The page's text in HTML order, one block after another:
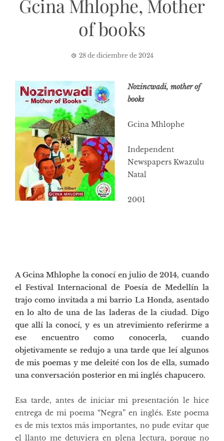
Gcina Mhlophe, Mother
of books
28 de diciembre de 2024
Nozincwadi, mother of
books
Gcina Mhlophe
Independent
Newspapers Kwazulu
Natal
2001
A Gcina Mhlophe la conocí en julio de 2014, cuando
el Festival Internacional de Poesía de Medellín la
trajo como invitada a mi barrio La Honda, asentado
en lo alto de una de las laderas de la ciudad. Digo
que allí la conocí, y es un atrevimiento referirme a
ese encuentro como conocerla, cuando
objetivamente se redujo a una tarde que leí algunos
de mis poemas y me deleité con los de ella, sumado
una conversación posterior en mi inglés chapucero.
Esa tarde, antes de iniciar mi presentación le hice
entrega de mi poema “Negra” en inglés. Este poema
es de mis textos más importantes, no pude evitar que
el llanto me detuviera en plena lectura, porque no